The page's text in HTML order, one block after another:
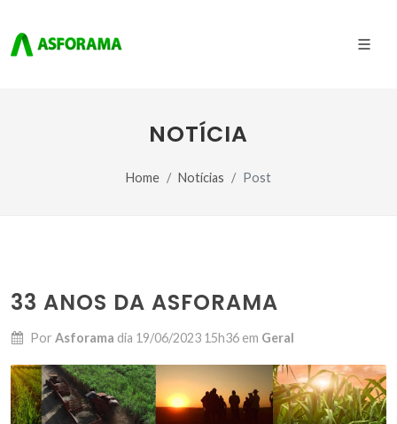
NOTÍCIA
Home Notícias Post
33 ANOS DA ASFORAMA
Por Asforama dia 19/06/2023 15h36 em Geral